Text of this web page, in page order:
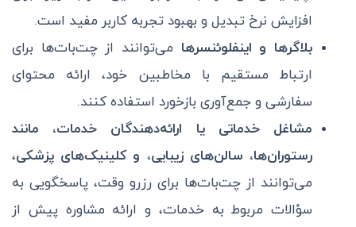
افزایش نرخ تبدیل و بهبود تجربه کاربر مفید است.
بلاگرها و اینفلوئنسرها می‌توانند از چت‌بات‌ها برای
ارتباط مستقیم با مخاطبین خود، ارائه محتوای
سفارشی و جمع‌آوری بازخورد استفاده کنند.
مشاغل خدماتی یا ارائه‌دهندگان خدمات، مانند
رستوران‌ها، سالن‌های زیبایی، و کلینیک‌های پزشکی،
می‌توانند از چت‌بات‌ها برای رزرو وقت، پاسخگویی به
سؤالات مربوط به خدمات، و ارائه مشاوره پیش از